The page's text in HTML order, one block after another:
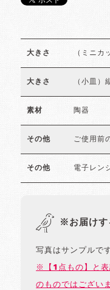
大きさ （ミニカ
大きさ （小皿）
素材 陶器
その他 ご使用前
その他 電子レン
※お届けす
写真はサンプルで
※【1点もの】と
のものではござい